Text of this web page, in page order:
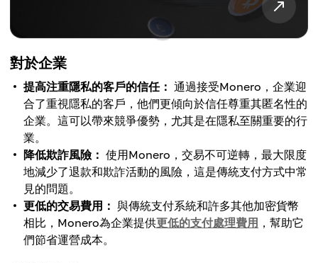
對於企業
提高注重隱私的客戶的信任： 通過接受Monero，企業迎
合了重視隱私的客戶，他們更傾向於信任尊重其匿名性的
企業。這可以帶來競爭優勢，尤其是在隱私至關重要的行
業。
降低欺詐風險： 使用Monero，交易不可逆轉，最大限度
地減少了退款和欺詐活動的風險，這是傳統支付方式中常
見的問題。
更低的交易費用： 與傳統支付系統和許多其他加密貨幣
相比，Monero為企業提供更低的支付處理費用 ，幫助它
們節省運營成本。